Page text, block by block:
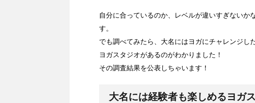
自分に合っているのか、レベルが違いすぎないか
す。
でも調べてみたら、大名にはヨガにチャレンジし
ヨガスタジオがあるのがわかりました！
その調査結果を公表しちゃいます！
大名には経験者も楽しめるヨガ